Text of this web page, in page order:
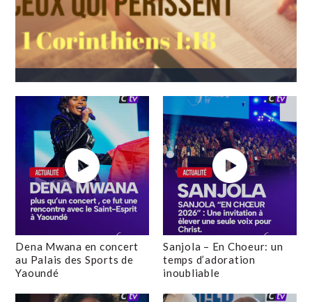
Dena Mwana en concert
au Palais des Sports de
Yaoundé
Sanjola – En Choeur: un
temps d’adoration
inoubliable